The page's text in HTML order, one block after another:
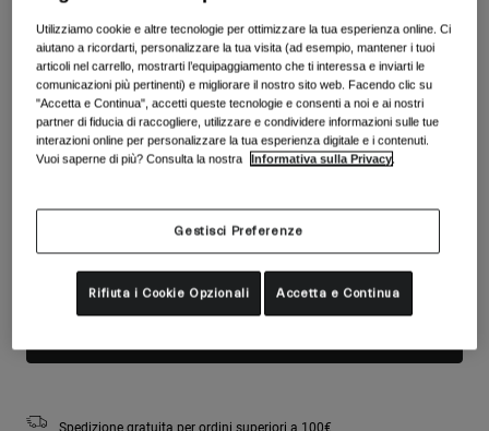
Accessori
Maschere
Guanti
Ricambi
Vedi tutto
Vedi tutto
Utilizzo
All Mountain
Sci Gara
Vedi tutto
Colore - Black/Rose Gold
selezionato
Lente Inclusa:
Lente Principale: Parzialmente nuvoloso S2
La disponibilità è poca. Ordina presto.
Spedizione gratuita per ordini superiori a 100€
Utilizziamo cookie e altre tecnologie per ottimizzare la tua esperienza online. Ci
aiutano a ricordarti, personalizzare la tua visita (ad esempio, mantener i tuoi
articoli nel carrello, mostrarti l’equipaggiamento che ti interessa e inviarti le
comunicazioni più pertinenti) e migliorare il nostro sito web. Facendo clic su
"Accetta e Continua", accetti queste tecnologie e consenti a noi e ai nostri
partner di fiducia di raccogliere, utilizzare e condividere informazioni sulle tue
interazioni online per personalizzare la tua esperienza digitale e i contenuti.
Vuoi saperne di più? Consulta la nostra
Informativa sulla Privacy
Gestisci Preferenze
Rifiuta i Cookie Opzionali Accetta e Continua